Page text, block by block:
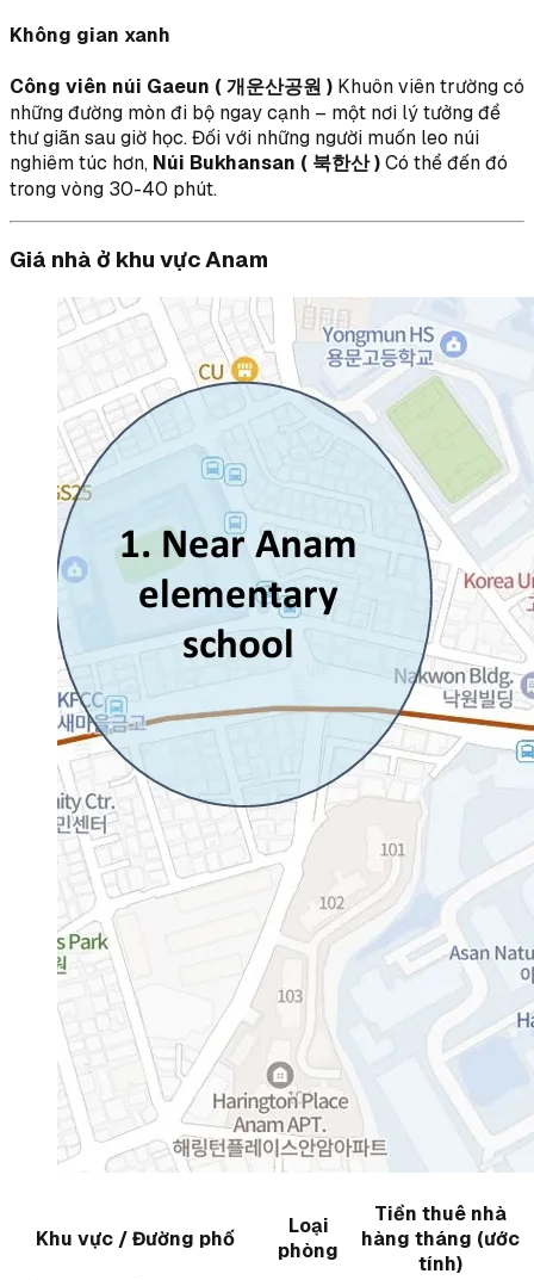
Không gian xanh
Công viên núi Gaeun ( 개운산공원 ) Khuôn viên trường có
những đường mòn đi bộ ngay cạnh – một nơi lý tưởng để
thư giãn sau giờ học. Đối với những người muốn leo núi
nghiêm túc hơn, Núi Bukhansan ( 북한산 )Có thể đến đó
trong vòng 30-40 phút.
Giá nhà ở khu vực Anam
Khu vực / Đường phố
Loại
phòng
Tiền thuê nhà
hàng tháng (ước
tính)